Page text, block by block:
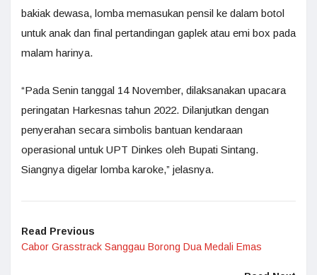
bakiak dewasa, lomba memasukan pensil ke dalam botol
untuk anak dan final pertandingan gaplek atau emi box pada
malam harinya.
“Pada Senin tanggal 14 November, dilaksanakan upacara
peringatan Harkesnas tahun 2022. Dilanjutkan dengan
penyerahan secara simbolis bantuan kendaraan
operasional untuk UPT Dinkes oleh Bupati Sintang.
Siangnya digelar lomba karoke,” jelasnya.
Read Previous
Cabor Grasstrack Sanggau Borong Dua Medali Emas